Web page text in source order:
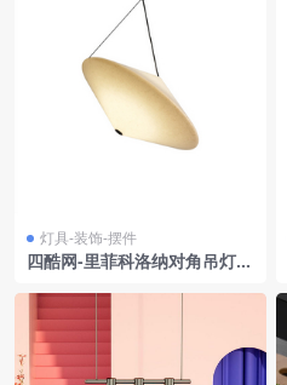
灯具-装饰-摆件
四酷网-里菲科洛纳对角吊灯